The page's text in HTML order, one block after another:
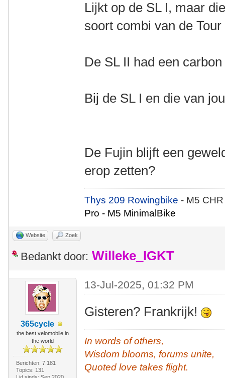
Lijkt op de SL I, maar
soort combi van de
De SL II had een
Bij de SL I en die van
De Fujin blijft een
erop zetten?
Thys 209 Rowingbike- M5
Pro - M5 MinimalBike
Website Zoek
Bedankt door: Willeke_IGKT
365cycle
the best velomobile in
the world
Berichten: 7.181
Topics: 131
13-Jul-2025, 01:32 PM
Gisteren? Frankrijk!
In words of others,
Wisdom blooms, forums unite,
Quoted love takes flight.